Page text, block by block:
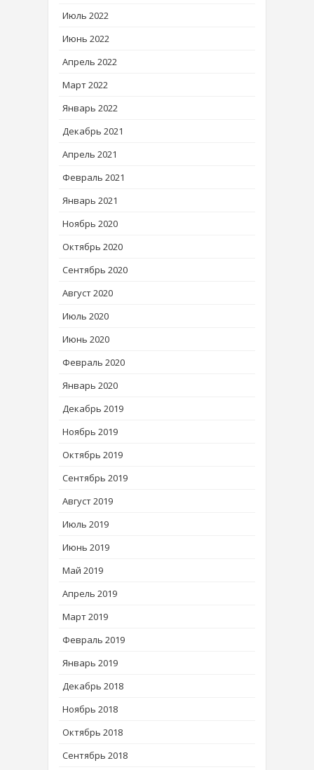
Июль 2022
Июнь 2022
Апрель 2022
Март 2022
Январь 2022
Декабрь 2021
Апрель 2021
Февраль 2021
Январь 2021
Ноябрь 2020
Октябрь 2020
Сентябрь 2020
Август 2020
Июль 2020
Июнь 2020
Февраль 2020
Январь 2020
Декабрь 2019
Ноябрь 2019
Октябрь 2019
Сентябрь 2019
Август 2019
Июль 2019
Июнь 2019
Май 2019
Апрель 2019
Март 2019
Февраль 2019
Январь 2019
Декабрь 2018
Ноябрь 2018
Октябрь 2018
Сентябрь 2018